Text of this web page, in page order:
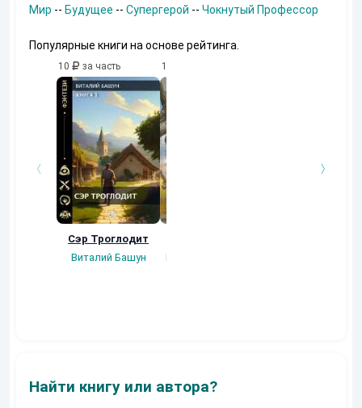
Мир -- Будущее -- Супергерой -- Чокнутый Профессор
Популярные книги на основе рейтинга.
10 за часть
Сэр Троглодит
Виталий Башун
10
Плотников Сергей
Найти книгу или автора?